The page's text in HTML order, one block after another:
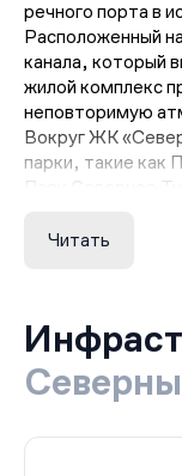
речного порта в
Расположенный
канала, который
жилой комплекс
неповторимую
Вокруг ЖК
парки, такие как
Парк Северное
условия для
центр,
и приватный пляж.
ЖК «Северный
переменной
Читать